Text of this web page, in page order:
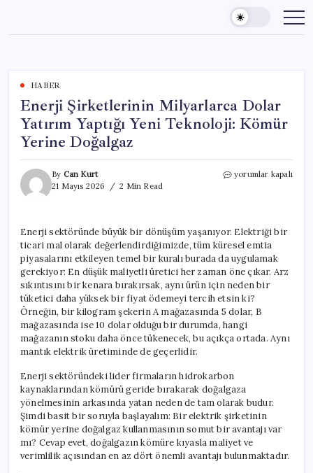
content
HABER
Enerji Şirketlerinin Milyarlarca Dolar
Yatırım Yaptığı Yeni Teknoloji: Kömür
Yerine Doğalgaz
By Can Kurt
21 Mayıs 2026
2 Min Read
Enerji
Yaptığı
Yeni
Teknoloji:
Kömür
Yerine
Doğalgaz
için
yorumlar kapalı
Enerji sektöründe büyük bir dönüşüm yaşanıyor. Elektriği bir
ticari mal olarak değerlendirdiğimizde, tüm küresel emtia
piyasalarını etkileyen temel bir kuralı burada da uygulamak
gerekiyor: En düşük maliyetli üretici her zaman öne çıkar. Arz
sıkıntısını bir kenara bırakırsak, aynı ürün için neden bir
tüketici daha yüksek bir fiyat ödemeyi tercih etsin ki?
Örneğin, bir kilogram şekerin A mağazasında 5 dolar, B
mağazasında ise 10 dolar olduğu bir durumda, hangi
mağazanın stoku daha önce tükenecek, bu açıkça ortada. Aynı
mantık elektrik üretiminde de geçerlidir.
Enerji sektöründeki lider firmaların hidrokarbon
kaynaklarından kömürü geride bırakarak doğalgaza
yönelmesinin arkasında yatan neden de tam olarak budur.
Şimdi basit bir soruyla başlayalım: Bir elektrik şirketinin
kömür yerine doğalgaz kullanmasının somut bir avantajı var
mı? Cevap evet, doğalgazın kömüre kıyasla maliyet ve
verimlilik açısından en az dört önemli avantajı bulunmaktadır.